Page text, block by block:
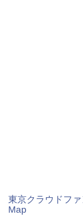
東京クラウドフ
Map